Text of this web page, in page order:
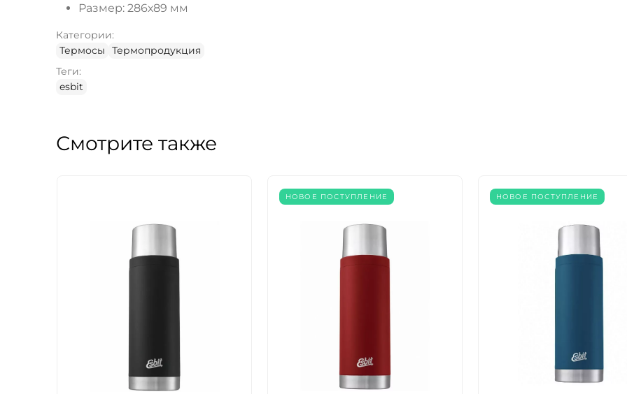
Размер: 286х89 мм
Категории:
Термосы
Термопродукция
Теги:
esbit
Смотрите также
НОВОЕ ПОСТУПЛЕНИЕ НОВОЕ ПОСТУПЛЕНИЕ